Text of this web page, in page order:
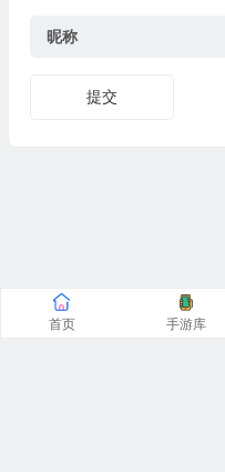
昵称
提交
首页 手游库